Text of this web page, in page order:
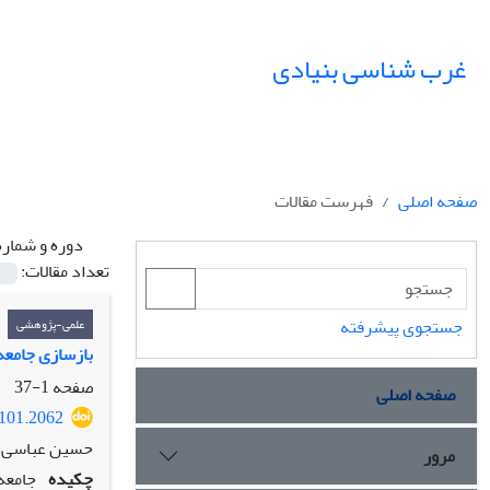
غرب شناسی بنیادی
صفحه اصلی
فهرست مقالات
دوره و
تعداد مقالات:
علمی-پژوهشی
بازسازی
صفحه1-37
حسین عباسی
چکیده
جستجوی پیشرفته
صفحه اصلی
مرور